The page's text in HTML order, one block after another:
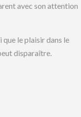
avec son attention
que le plaisir dans le
disparaître.